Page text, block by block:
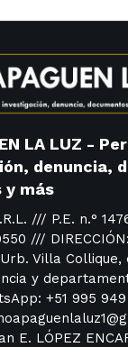
LA LUZ -
denuncia,
y más
/// P.E. n.°
///
Villa
y
+51 995
E. LÓPEZ